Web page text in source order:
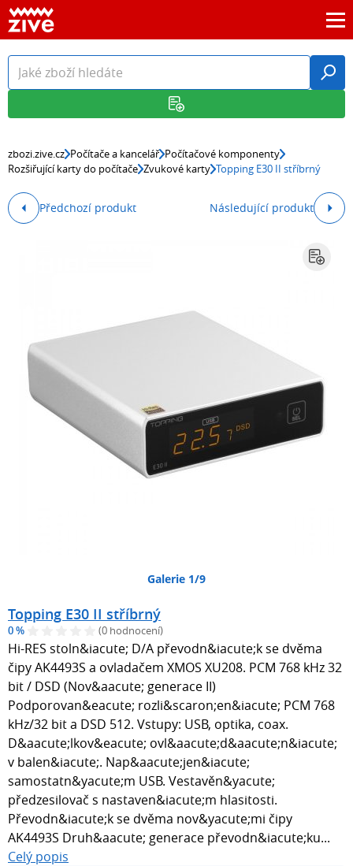
zbozi.zive.cz Počítače a kancelář Počítačové komponenty
Rozšiřující karty do počítače Zvukové karty Topping E30 II stříbrný
Předchozí produkt Následující produkt
Galerie 1/9
Topping E30 II stříbrný
0 % (0 hodnocení)
Hi-RES stoln&iacute; D/A převodn&iacute;k se dvěma
čipy AK4493S a ovladačem XMOS XU208. PCM 768 kHz 32
bit / DSD (Nov&aacute; generace II)
Podporovan&eacute; rozli&scaron;en&iacute; PCM 768
kHz/32 bit a DSD 512. Vstupy: USB, optika, coax.
D&aacute;lkov&eacute; ovl&aacute;d&aacute;n&iacute;
v balen&iacute;. Nap&aacute;jen&iacute;
samostatn&yacute;m USB. Vestavěn&yacute;
předzesilovač s nastaven&iacute;m hlasitosti.
Převodn&iacute;k se dvěma nov&yacute;mi čipy
AK4493S Druh&aacute; generace převodn&iacute;ku...
Celý popis